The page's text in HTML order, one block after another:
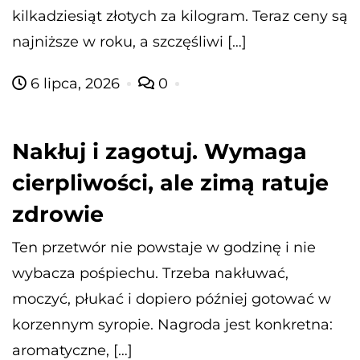
kilkadziesiąt złotych za kilogram. Teraz ceny są
najniższe w roku, a szczęśliwi […]
6 lipca, 2026 0
Nakłuj i zagotuj. Wymaga
cierpliwości, ale zimą ratuje
zdrowie
Ten przetwór nie powstaje w godzinę i nie
wybacza pośpiechu. Trzeba nakłuwać,
moczyć, płukać i dopiero później gotować w
korzennym syropie. Nagroda jest konkretna:
aromatyczne, […]